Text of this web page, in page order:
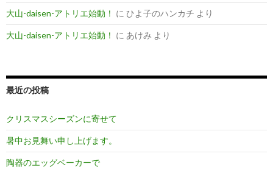
大山-daisen-アトリエ始動！ に ひよ子のハンカチ より
大山-daisen-アトリエ始動！ に あけみ より
最近の投稿
クリスマスシーズンに寄せて
暑中お見舞い申し上げます。
陶器のエッグベーカーで